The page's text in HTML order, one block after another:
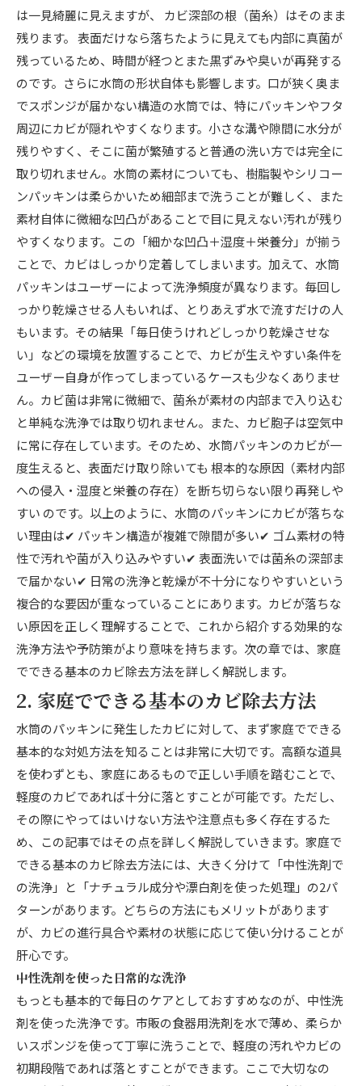
は一見綺麗に見えますが、 カビ深部の根（菌糸）はそのまま
残ります。 表面だけなら落ちたように見えても内部に真菌が
残っているため、時間が経つとまた黒ずみや臭いが再発する
のです。さらに水筒の形状自体も影響します。口が狭く奥ま
でスポンジが届かない構造の水筒では、特にパッキンやフタ
周辺にカビが隠れやすくなります。小さな溝や隙間に水分が
残りやすく、そこに菌が繁殖すると普通の洗い方では完全に
取り切れません。水筒の素材についても、樹脂製やシリコー
ンパッキンは柔らかいため細部まで洗うことが難しく、また
素材自体に微細な凹凸があることで目に見えない汚れが残り
やすくなります。この「細かな凹凸＋湿度＋栄養分」が揃う
ことで、カビはしっかり定着してしまいます。加えて、水筒
パッキンはユーザーによって洗浄頻度が異なります。毎回し
っかり乾燥させる人もいれば、とりあえず水で流すだけの人
もいます。その結果「毎日使うけれどしっかり乾燥させな
い」などの環境を放置することで、カビが生えやすい条件を
ユーザー自身が作ってしまっているケースも少なくありませ
ん。カビ菌は非常に微細で、菌糸が素材の内部まで入り込む
と単純な洗浄では取り切れません。また、カビ胞子は空気中
に常に存在しています。そのため、水筒パッキンのカビが一
度生えると、表面だけ取り除いても 根本的な原因（素材内部
への侵入・湿度と栄養の存在）を断ち切らない限り再発しや
すい のです。以上のように、水筒のパッキンにカビが落ちな
い理由は✔ パッキン構造が複雑で隙間が多い✔ ゴム素材の特
性で汚れや菌が入り込みやすい✔ 表面洗いでは菌糸の深部ま
で届かない✔ 日常の洗浄と乾燥が不十分になりやすいという
複合的な要因が重なっていることにあります。カビが落ちな
い原因を正しく理解することで、これから紹介する効果的な
洗浄方法や予防策がより意味を持ちます。次の章では、家庭
でできる基本のカビ除去方法を詳しく解説します。
2. 家庭でできる基本のカビ除去方法
水筒のパッキンに発生したカビに対して、まず家庭でできる
基本的な対処方法を知ることは非常に大切です。高額な道具
を使わずとも、家庭にあるもので正しい手順を踏むことで、
軽度のカビであれば十分に落とすことが可能です。ただし、
その際にやってはいけない方法や注意点も多く存在するた
め、この記事ではその点を詳しく解説していきます。家庭で
できる基本のカビ除去方法には、大きく分けて「中性洗剤で
の洗浄」と「ナチュラル成分や漂白剤を使った処理」の2パ
ターンがあります。どちらの方法にもメリットがあります
が、カビの進行具合や素材の状態に応じて使い分けることが
肝心です。
中性洗剤を使った日常的な洗浄
もっとも基本的で毎日のケアとしておすすめなのが、中性洗
剤を使った洗浄です。市販の食器用洗剤を水で薄め、柔らか
いスポンジを使って丁寧に洗うことで、軽度の汚れやカビの
初期段階であれば落とすことができます。ここで大切なの